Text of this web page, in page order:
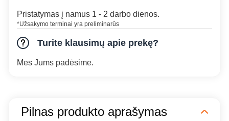
Pristatymas į namus 1 - 2 darbo dienos.
*Užsakymo terminai yra preliminarūs
Turite klausimų apie prekę?
Mes Jums padėsime.
Pilnas produkto aprašymas